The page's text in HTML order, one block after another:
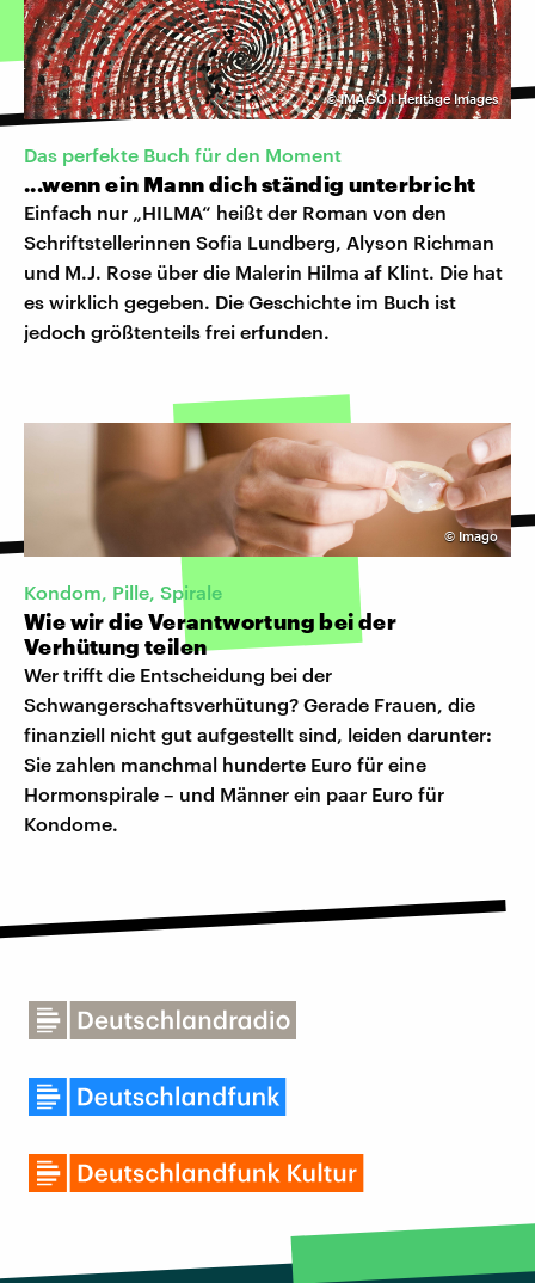
©IMAGO I Heritage Images
Das perfekte Buch für den Moment
...wenn ein Mann dich ständig unterbricht
Einfach nur „HILMA“ heißt der Roman von den
Schriftstellerinnen Sofia Lundberg, Alyson Richman
und M.J. Rose über die Malerin Hilma af Klint. Die hat
es wirklich gegeben. Die Geschichte im Buch ist
jedoch größtenteils frei erfunden.
© Imago
Kondom, Pille, Spirale
Wie wir die Verantwortung bei der
Verhütung teilen
Wer trifft die Entscheidung bei der
Schwangerschaftsverhütung? Gerade Frauen, die
finanziell nicht gut aufgestellt sind, leiden darunter:
Sie zahlen manchmal hunderte Euro für eine
Hormonspirale – und Männer ein paar Euro für
Kondome.